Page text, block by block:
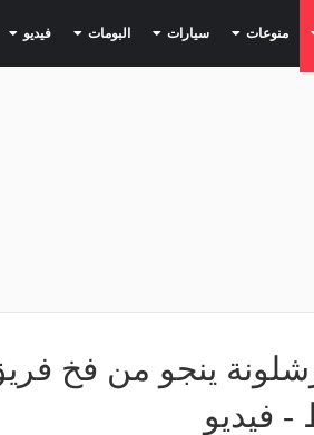
(current) منوعات (current) سيارات (current) البومات (current) فيديو (current)
ينجو من فخ